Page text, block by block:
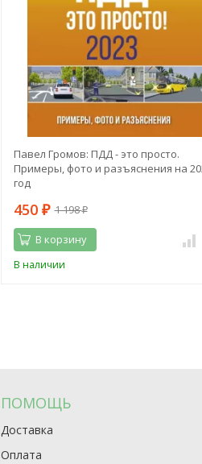
Павел Громов: ПДД - это просто.
Примеры, фото и разъяснения на
год
450 ₽ 1 198₽
В корзину
В наличии
ПОМОЩЬ
Доставка
Оплата